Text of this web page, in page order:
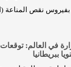
بفيروس نقص
ببريطانيا